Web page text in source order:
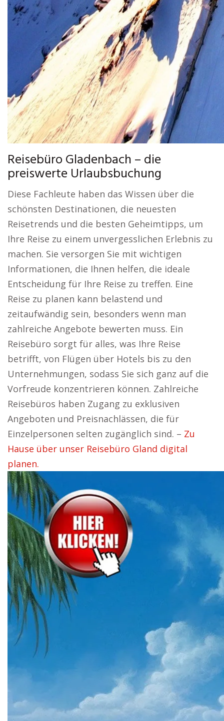
Reisebüro Gladenbach – die
preiswerte Urlaubsbuchung
Diese Fachleute haben das Wissen über die
schönsten Destinationen, die neuesten
Reisetrends und die besten Geheimtipps, um
Ihre Reise zu einem unvergesslichen Erlebnis zu
machen. Sie versorgen Sie mit wichtigen
Informationen, die Ihnen helfen, die ideale
Entscheidung für Ihre Reise zu treffen. Eine
Reise zu planen kann belastend und
zeitaufwändig sein, besonders wenn man
zahlreiche Angebote bewerten muss. Ein
Reisebüro sorgt für alles, was Ihre Reise
betrifft, von Flügen über Hotels bis zu den
Unternehmungen, sodass Sie sich ganz auf die
Vorfreude konzentrieren können. Zahlreiche
Reisebüros haben Zugang zu exklusiven
Angeboten und Preisnachlässen, die für
Einzelpersonen selten zugänglich sind. – Zu
Hause über unser Reisebüro Gland digital
planen.